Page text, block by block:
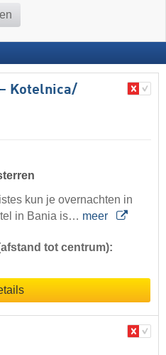
Kotelnica/​
kun je overnachten in
in Bania is… meer
tot centrum):